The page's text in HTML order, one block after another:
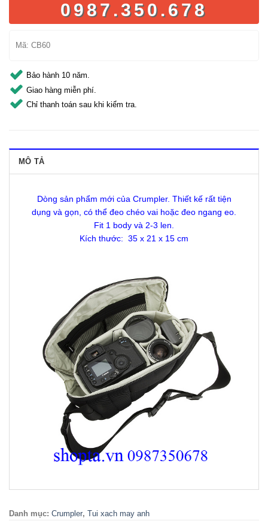
0987.350.678
Mã: CB60
Bảo hành 10 năm.
Giao hàng miễn phí.
Chỉ thanh toán sau khi kiểm tra.
MÔ TẢ
Dòng sản phẩm mới của Crumpler. Thiết kế rất tiện
dụng và gọn, có thể đeo chéo vai hoặc đeo ngang eo.
Fit 1 body và 2-3 len.
Kích thước: 35 x 21 x 15 cm
Danh mục: Crumpler, Tui xach may anh